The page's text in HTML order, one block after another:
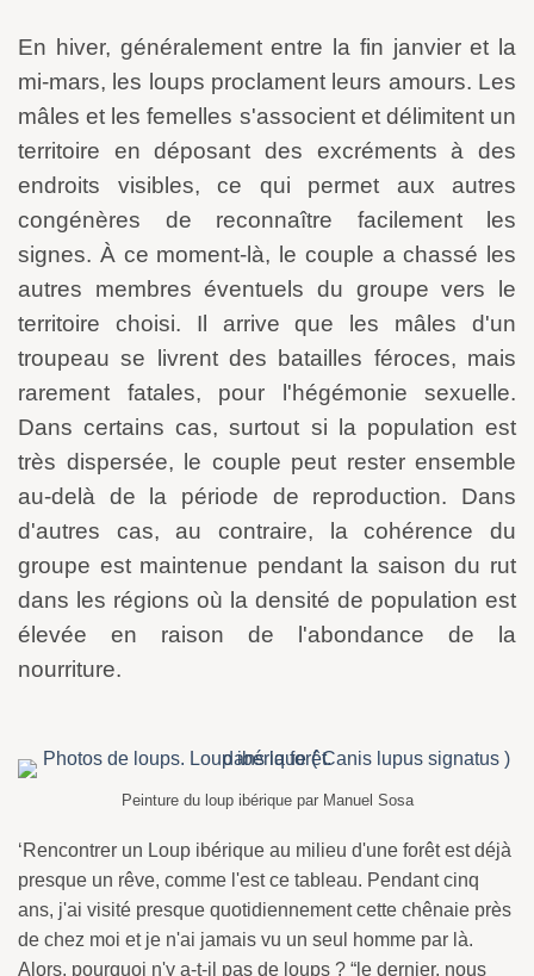
En hiver, généralement entre la fin janvier et la
mi-mars, les loups proclament leurs amours. Les
mâles et les femelles s'associent et délimitent un
territoire en déposant des excréments à des
endroits visibles, ce qui permet aux autres
congénères de reconnaître facilement les
signes. À ce moment-là, le couple a chassé les
autres membres éventuels du groupe vers le
territoire choisi. Il arrive que les mâles d'un
troupeau se livrent des batailles féroces, mais
rarement fatales, pour l'hégémonie sexuelle.
Dans certains cas, surtout si la population est
très dispersée, le couple peut rester ensemble
au-delà de la période de reproduction. Dans
d'autres cas, au contraire, la cohérence du
groupe est maintenue pendant la saison du rut
dans les régions où la densité de population est
élevée en raison de l'abondance de la
nourriture.
Peinture du loup ibérique par Manuel Sosa
‘Rencontrer un Loup ibérique au milieu d'une forêt est déjà
presque un rêve, comme l'est ce tableau. Pendant cinq
ans, j'ai visité presque quotidiennement cette chênaie près
de chez moi et je n'ai jamais vu un seul homme par là.
Alors, pourquoi n'y a-t-il pas de loups ? “le dernier, nous